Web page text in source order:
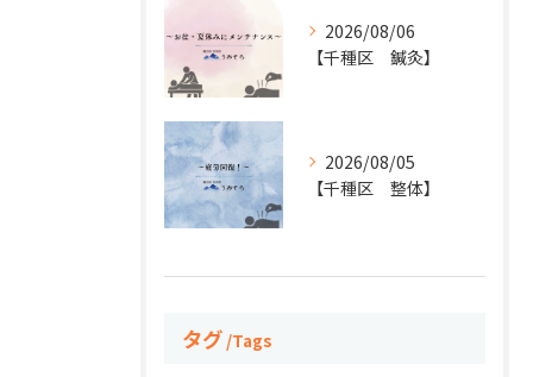
2026/08/06
【千種区 鍼灸】
2026/08/05
【千種区 整体】
タグ Tags